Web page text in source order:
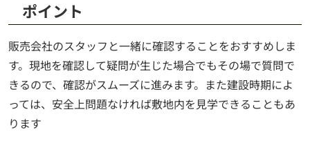
ポイント
販売会社のスタッフと一緒に確認することをおすすめしま
す。現地を確認して疑問が生じた場合でもその場で質問で
きるので、確認がスムーズに進みます。また建設時期によ
っては、安全上問題なければ敷地内を見学できることもあ
ります